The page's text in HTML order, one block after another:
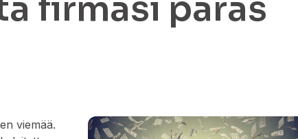
firmasi paras
viemää.